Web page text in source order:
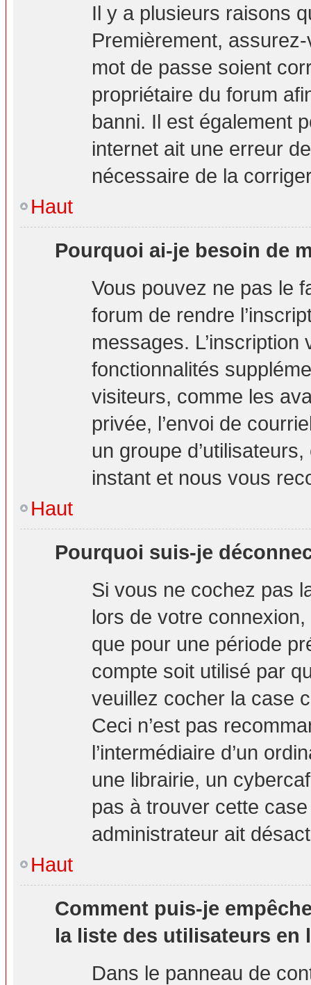
Il y a plusieurs raisons
Premièrement,
mot de passe soient
propriétaire du forum
banni. Il est également
internet ait une erreur
nécessaire de la
Haut
Pourquoi ai-je besoin de
Vous pouvez ne pas le
forum de rendre
messages.
fonctionnalités
visiteurs, comme les
privée, l’envoi de
un groupe
instant et nous vous
Haut
Pourquoi suis-je
Si vous ne cochez pas
lors de votre
que pour une période
compte soit utilisé par
veuillez cocher la case
Ceci n’est pas
l’intermédiaire d’un
une librairie, un
pas à trouver cette
administrateur ait
Haut
Comment puis-je
la liste des utilisateurs en
Dans le panneau de